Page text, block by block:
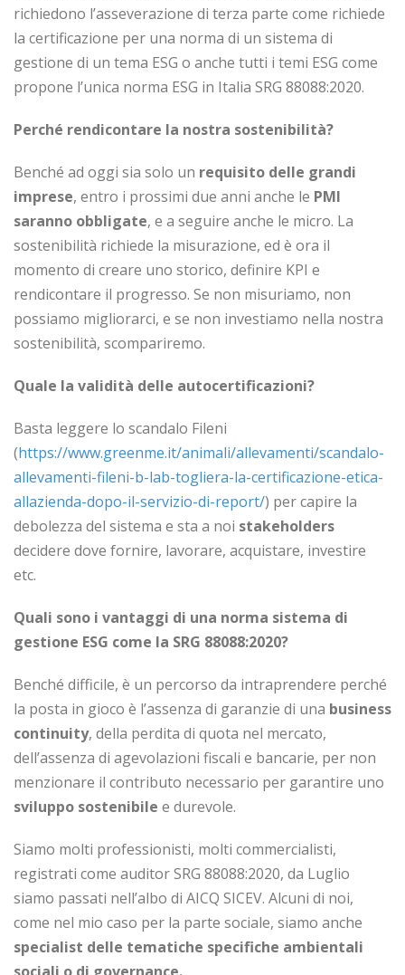
richiedono l’asseverazione di terza parte come richiede
la certificazione per una norma di un sistema di
gestione di un tema ESG o anche tutti i temi ESG come
propone l’unica norma ESG in Italia SRG 88088:2020.
Perché rendicontare la nostra sostenibilità?
Benché ad oggi sia solo un requisito delle grandi
imprese, entro i prossimi due anni anche le PMI
saranno obbligate, e a seguire anche le micro. La
sostenibilità richiede la misurazione, ed è ora il
momento di creare uno storico, definire KPI e
rendicontare il progresso. Se non misuriamo, non
possiamo migliorarci, e se non investiamo nella nostra
sostenibilità, scompariremo.
Quale la validità delle autocertificazioni?
Basta leggere lo scandalo Fileni
(https://www.greenme.it/animali/allevamenti/scandalo-
allevamenti-fileni-b-lab-togliera-la-certificazione-etica-
allazienda-dopo-il-servizio-di-report/) per capire la
debolezza del sistema e sta a noi stakeholders
decidere dove fornire, lavorare, acquistare, investire
etc.
Quali sono i vantaggi di una norma sistema di
gestione ESG come la SRG 88088:2020?
Benché difficile, è un percorso da intraprendere perché
la posta in gioco è l’assenza di garanzie di una business
continuity, della perdita di quota nel mercato,
dell’assenza di agevolazioni fiscali e bancarie, per non
menzionare il contributo necessario per garantire uno
sviluppo sostenibile e durevole.
Siamo molti professionisti, molti commercialisti,
registrati come auditor SRG 88088:2020, da Luglio
siamo passati nell’albo di AICQ SICEV. Alcuni di noi,
come nel mio caso per la parte sociale, siamo anche
specialist delle tematiche specifiche ambientali